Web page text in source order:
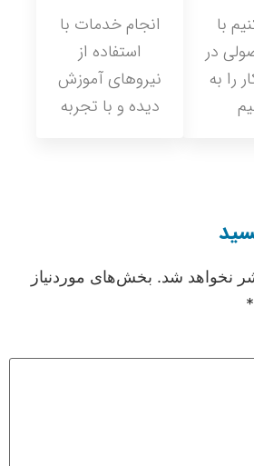
با
در
را به
انجام خدمات با
استفاده از
نیروهای آموزش
دیده و با تجربه
نخواهد شد. بخش‌های موردنیاز
*